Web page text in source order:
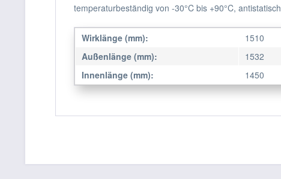
temperaturbeständig von -30°C bis +90°C, antistatisch
Wirklänge (mm):
1510
Außenlänge (mm):
1532
Innenlänge (mm):
1450